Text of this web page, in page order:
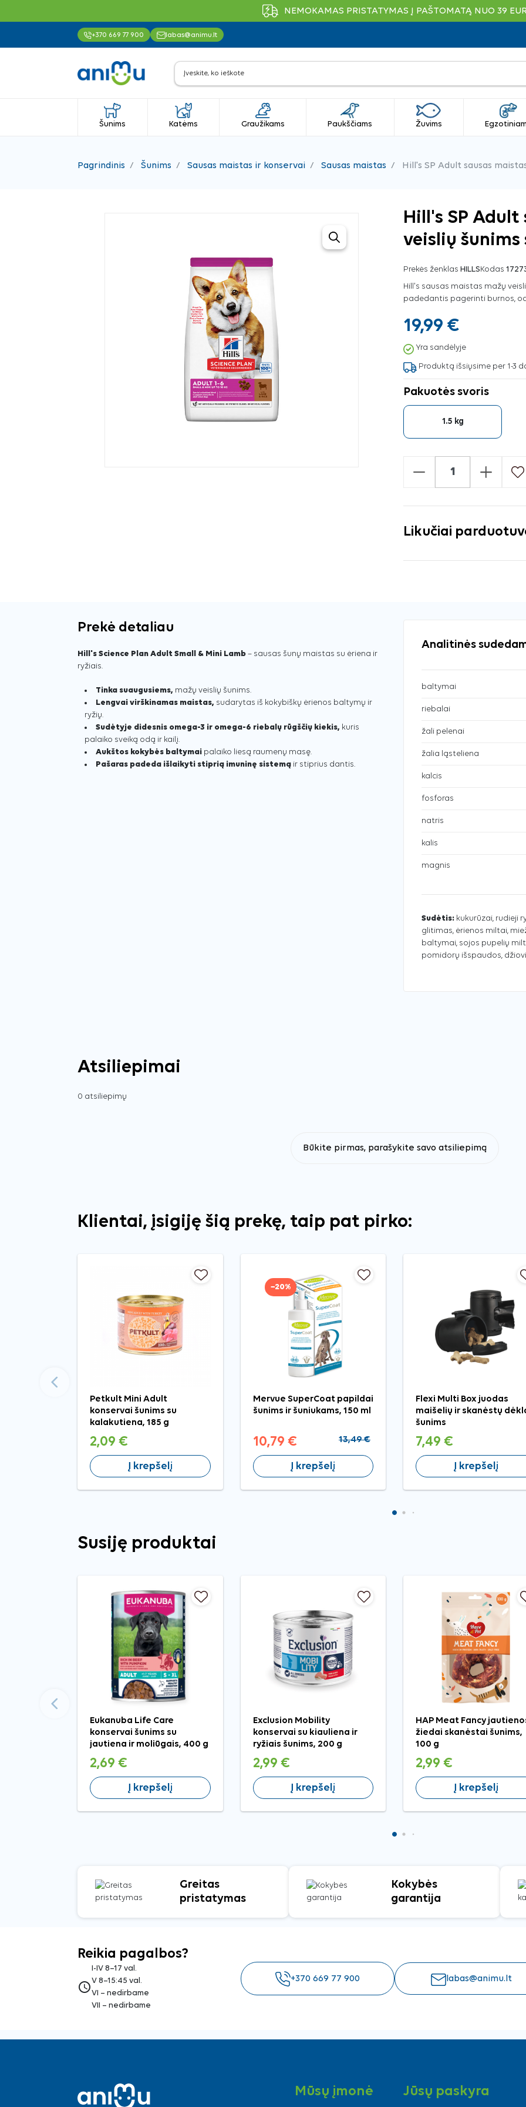
NEMOKAMAS PRISTATYMAS Į PAŠTOMATĄ NUO 39
+370 669 77 900 labas@animu.lt
Šunims Katėms Graužikams Paukščiams Žuvims
Pagrindinis Šunims Sausas maistas ir konservai Sausas maistas Hill's SP Adult sausas
Hill's SP
veislių šunims
Prekės ženklas HILLSKodas
Hill's sausas maistas mažų
padedantis pagerinti burnos,
19,99 €
Yra sandėlyje
Produktą išsiųsime per 1-3
Pakuotės svoris
1.5 kg
- +
Likučiai
Prekė detaliau
Hill's Science Plan Adult Small & Mini Lamb – sausas šunų maistas su ėriena ir
ryžiais.
Tinka suaugusiems, mažų veislių šunims.
Lengvai virškinamas maistas, sudarytas iš kokybiškų ėrienos baltymų ir
ryžių.
Sudėtyje didesnis omega-3 ir omega-6 riebalų rūgščių kiekis, kuris
palaiko sveiką odą ir kailį.
Aukštos kokybės baltymai palaiko liesą raumenų masę.
Pašaras padeda išlaikyti stiprią imuninę sistemą ir stiprius dantis.
Analitinės
baltymai
riebalai
žali pelenai
žalia ląsteliena
kalcis
fosforas
natris
kalis
magnis
Sudėtis: kukurūzai, rudieji
glitimas, ėrienos miltai,
baltymai, sojos pupelių
pomidorų išspaudos,
Atsiliepimai
0 atsiliepimų
Būkite pirmas, parašykite savo atsiliepimą
Klientai, įsigiję šią prekę, taip pat pirko:
Petkult Mini Adult
konservai šunims su
kalakutiena, 185 g
2,09 €
Į krepšelį
−20%
Mervue SuperCoat papildai
šunims ir šuniukams, 150 ml
10,79 € 13,49 €
Į krepšelį
Flexi Multi Box juodas
maišelių ir skanėstų
šunims
7,49 €
Į krepšelį
Ankstesnis
Susiję produktai
Eukanuba Life Care
konservai šunims su
jautiena ir moliūgais, 400 g
2,69 €
Į krepšelį
Exclusion Mobility
konservai su kiauliena ir
ryžiais šunims, 200 g
2,99 €
Į krepšelį
HAP Meat Fancy
žiedai skanėstai šunims,
100 g
2,99 €
Į krepšelį
Greitas
pristatymas
Kokybės
garantija
Reikia pagalbos?
access_time
I-IV 8–17 val.
V 8–15:45 val.
VI – nedirbame
VII – nedirbame
+370 669 77 900 labas@animu.lt
Mūsų įmonė Jūsų paskyra